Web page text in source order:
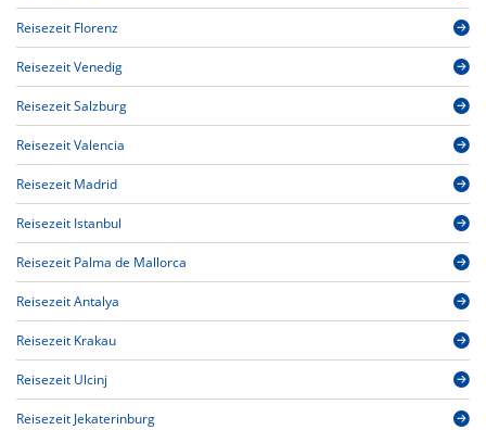
Reisezeit Florenz
Reisezeit Venedig
Reisezeit Salzburg
Reisezeit Valencia
Reisezeit Madrid
Reisezeit Istanbul
Reisezeit Palma de Mallorca
Reisezeit Antalya
Reisezeit Krakau
Reisezeit Ulcinj
Reisezeit Jekaterinburg